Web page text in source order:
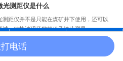
爆型式的测试周期1-2个月。（以上所说的…
光测距仪是什么
测距仪并不是只能在煤矿井下使用，还可以
域，对执法现场的精确及快速测量。
产品中心
电话